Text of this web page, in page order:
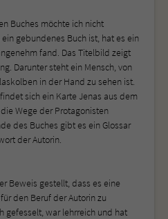
Buches möchte ich nicht
gebundenes Buch ist, hat es ein
fand. Das Titelbild zeigt
Darunter steht ein Mensch, von
in der Hand zu sehen ist.
sich ein Karte Jenas aus dem
Wege der Protagonisten
des Buches gibt es ein Glossar
der Autorin.
Beweis gestellt, dass es eine
den Beruf der Autorin zu
gefesselt, war lehrreich und hat